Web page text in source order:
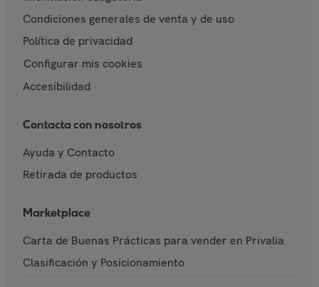
Condiciones generales de venta y de uso
Política de privacidad
Configurar mis cookies
Accesibilidad
Contacta con nosotros
Ayuda y Contacto
Retirada de productos
Marketplace
Carta de Buenas Prácticas para vender en Privalia
Clasificación y Posicionamiento